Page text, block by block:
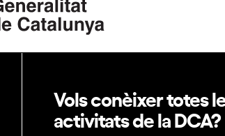
Vols conèixer totes
activitats de la DCA?